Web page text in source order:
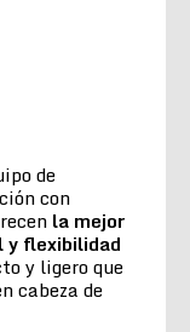
de
con
la mejor
y flexibilidad
y ligero que
cabeza de